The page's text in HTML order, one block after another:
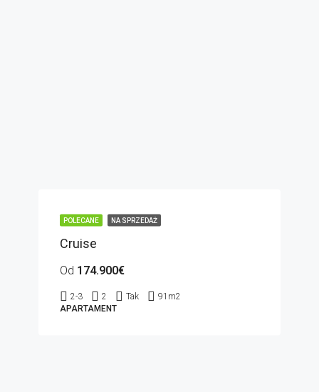
POLECANE NA SPRZEDAŻ
Cruise
Od 174.900€
2-3 2 Tak 91 m2
APARTAMENT